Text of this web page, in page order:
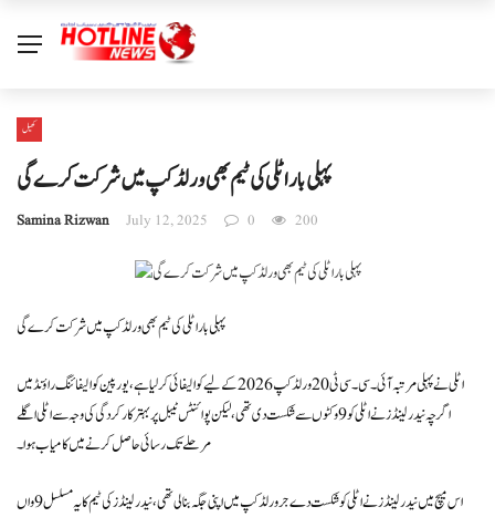
کھیل
پہلی بار اٹلی کی ٹیم بھی ورلڈ کپ میں شرکت کرے گی
Samina Rizwan July 12, 2025 0 200
پہلی بار اٹلی کی ٹیم بھی ورلڈ کپ میں شرکت کرے گی
اٹلی نے پہلی مرتبہ آئی۔سی۔سی ٹی 20 ورلڈ کپ 2026 کے لیے کوالیفائی کر لیا ہے، یورپین کوالیفائنگ راؤنڈ میں
اگرچہ نیدرلینڈز نے اٹلی کو 9 وکٹوں سے شکست دی تھی، لیکن پوائنٹس ٹیبل پر بہتر کارکردگی کی وجہ سے اٹلی اگلے
مرحلے تک رسائی حاصل کرنے میں کامیاب ہوا۔
اس میچ میں نیدرلینڈز نے اٹلی کو شکست دے جر ورلڈ کپ میں اپنی جگہ بنا لی تھی، نیدرلینڈز کی ٹیم کا یہ مسلسل 9واں